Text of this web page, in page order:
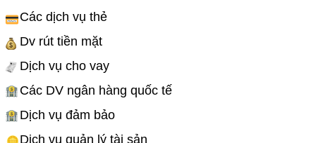
Các dịch vụ thẻ
Dv rút tiền mặt
Dịch vụ cho vay
Các DV ngân hàng quốc tế
Dịch vụ đảm bảo
Dịch vụ quản lý tài sản